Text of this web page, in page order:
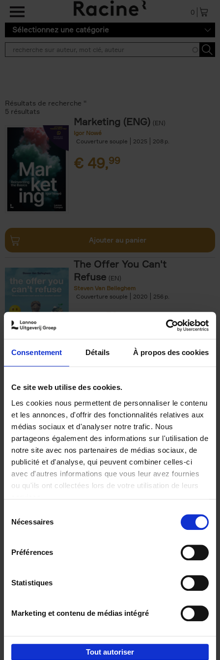
Consentement Détails À propos des cookies
Ce site web utilise des cookies.
Les cookies nous permettent de personnaliser le contenu
et les annonces, d'offrir des fonctionnalités relatives aux
médias sociaux et d'analyser notre trafic. Nous
partageons également des informations sur l'utilisation de
notre site avec nos partenaires de médias sociaux, de
publicité et d'analyse, qui peuvent combiner celles-ci
avec d'autres informations que vous leur avez fournies
ou qu'ils ont collectées lors de votre utilisation de leurs
Nécessaires
Préférences
Statistiques
Marketing et contenu de médias intégré
Tout autoriser
Aller au contenu principal
0
Sélectionnez une catégorie
Résultats de recherche ''
5 résultats
Marketing (ENG) (EN)
Igor Nowé
Couverture souple
2025 208
€ 49,99
Ajouter au panier
The Offer You Can't
Refuse (EN)
Steven Van Belleghem
Couverture souple
2020 256
€37,50
Building Bonds = Building
Business
Jochen Roef Jozefien De Feyter
Carolien Boom
Couverture souple
2025 200
€29,99
Digital marketing like a PRO -
completely revised edition (EN)